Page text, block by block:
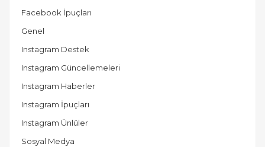
Facebook İpuçları
Genel
Instagram Destek
Instagram Güncellemeleri
Instagram Haberler
Instagram İpuçları
Instagram Ünlüler
Sosyal Medya